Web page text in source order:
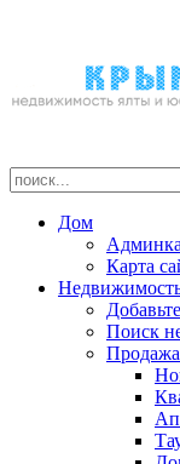
Дом
Админка
Карта
Поиск